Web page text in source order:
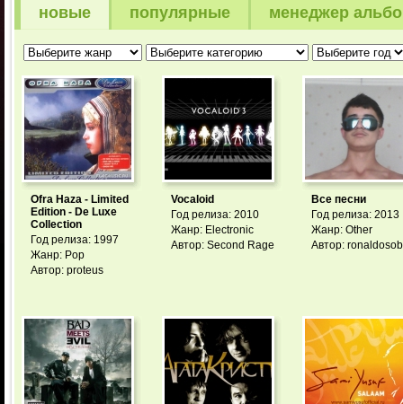
новые популярные менеджер
Ofra Haza - Limited
Edition - De Luxe
Collection
Год релиза: 1997
Жанр: Pop
Автор: proteus
Vocaloid
Год релиза: 2010
Жанр: Electronic
Автор: Second Rage
Все песни
Год релиза: 2013
Жанр: Other
Автор: